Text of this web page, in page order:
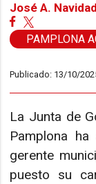
José A. Navidad
PAMPLONA
Publicado: 13/10/
La Junta de
Pamplona
gerente
puesto su